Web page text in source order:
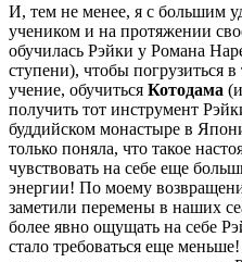
И, тем не менее, я с большим
учеником и на протяжении
обучилась Рэйки у Романа
ступени), чтобы погрузиться
учение, обучиться Котодама
получить тот инструмент
буддийском монастыре в
только поняла, что такое
чувствовать на себе еще
энергии! По моему
заметили перемены в наших
более явно ощущать на себе
стало требоваться еще